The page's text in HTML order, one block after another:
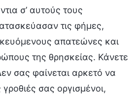
σ’ αυτούς τους
τις φήμες,
απατεώνες και
της θρησκείας. Κάνετε
σας φαίνεται αρκετό να
σας οργισμένοι,